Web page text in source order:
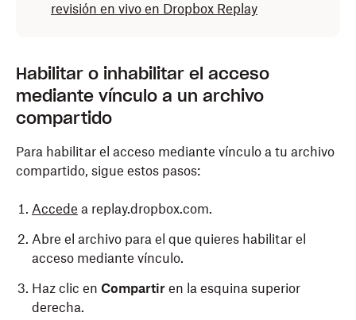
revisión en vivo en Dropbox Replay
Habilitar o inhabilitar el acceso
mediante vínculo a un archivo
compartido
Para habilitar el acceso mediante vínculo a tu archivo
compartido, sigue estos pasos:
Accede a replay.dropbox.com.
Abre el archivo para el que quieres habilitar el
acceso mediante vínculo.
Haz clic en Compartir en la esquina superior
derecha.